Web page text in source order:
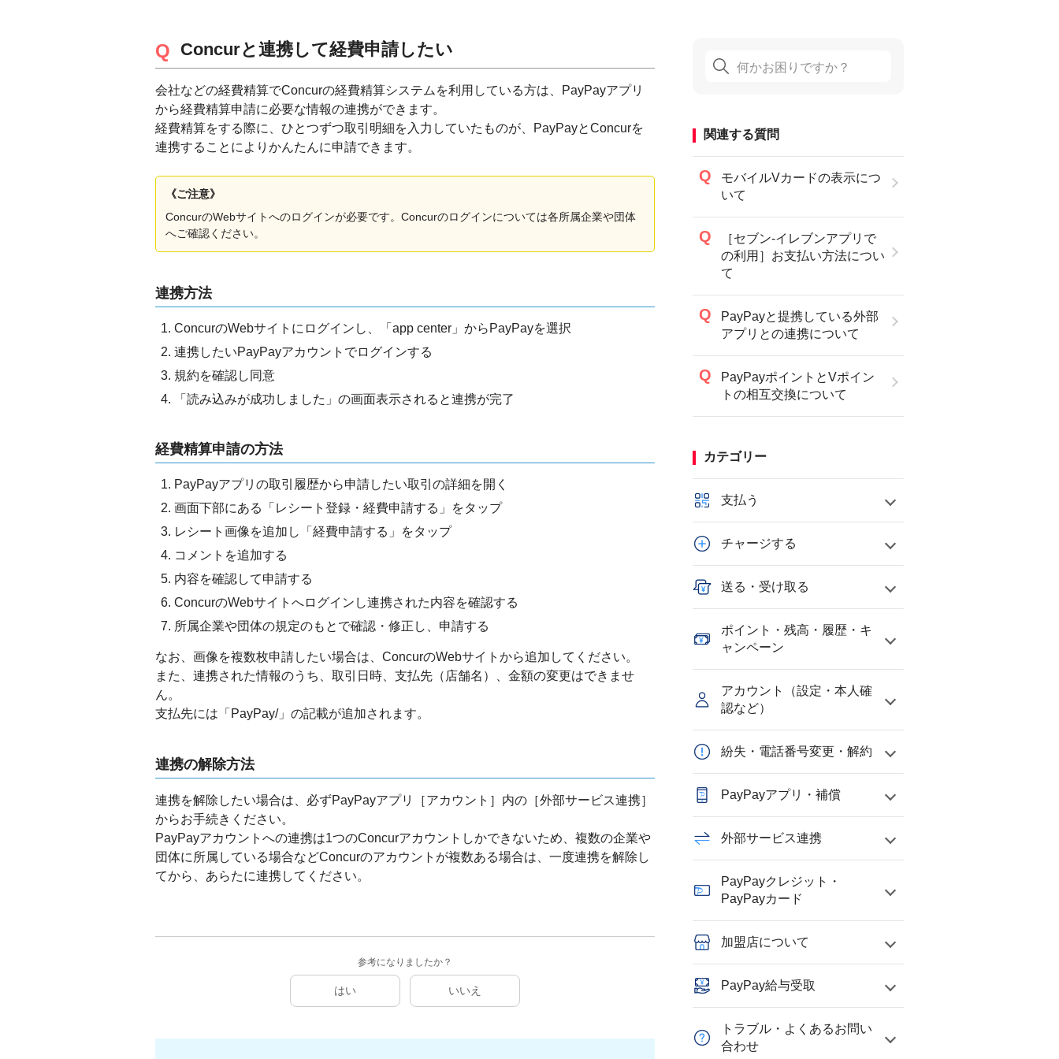
Concurと連携して経費申請したい
会社などの経費精算でConcurの経費精算システムを利用している方は、PayPayアプリ
から経費精算申請に必要な情報の連携ができます。
経費精算をする際に、ひとつずつ取引明細を入力していたものが、PayPayとConcurを
連携することによりかんたんに申請できます。
《ご注意》
ConcurのWebサイトへのログインが必要です。Concurのログインについては各所属企業や団体
へご確認ください。
連携方法
ConcurのWebサイトにログインし、「app center」からPayPayを選択
連携したいPayPayアカウントでログインする
規約を確認し同意
「読み込みが成功しました」の画面表示されると連携が完了
経費精算申請の方法
PayPayアプリの取引履歴から申請したい取引の詳細を開く
画面下部にある「レシート登録・経費申請する」をタップ
レシート画像を追加し「経費申請する」をタップ
コメントを追加する
内容を確認して申請する
ConcurのWebサイトへログインし連携された内容を確認する
所属企業や団体の規定のもとで確認・修正し、申請する
なお、画像を複数枚申請したい場合は、ConcurのWebサイトから追加してください。
また、連携された情報のうち、取引日時、支払先（店舗名）、金額の変更はできませ
ん。
支払先には「PayPay/」の記載が追加されます。
連携の解除方法
連携を解除したい場合は、必ずPayPayアプリ［アカウント］内の［外部サービス連携］
からお手続きください。
PayPayアカウントへの連携は1つのConcurアカウントしかできないため、複数の企業や
団体に所属している場合などConcurのアカウントが複数ある場合は、一度連携を解除し
てから、あらたに連携してください。
参考になりましたか？
はい いいえ
関連する質問
モバイルVカードの表示につ
いて
［セブン-イレブンアプリで
の利用］お支払い方法につい
て
PayPayと提携している外部
アプリとの連携について
PayPayポイントとVポイン
トの相互交換について
カテゴリー
支払う
チャージする
送る・受け取る
ポイント・残高・履歴・キ
ャンペーン
アカウント（設定・本人確
認など）
紛失・電話番号変更・解約
PayPayアプリ・補償
外部サービス連携
PayPayクレジット・
PayPayカード
加盟店について
PayPay給与受取
トラブル・よくあるお問い
合わせ